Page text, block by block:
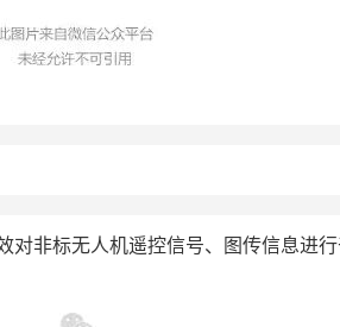
非标无人机遥控信号、图传信息进